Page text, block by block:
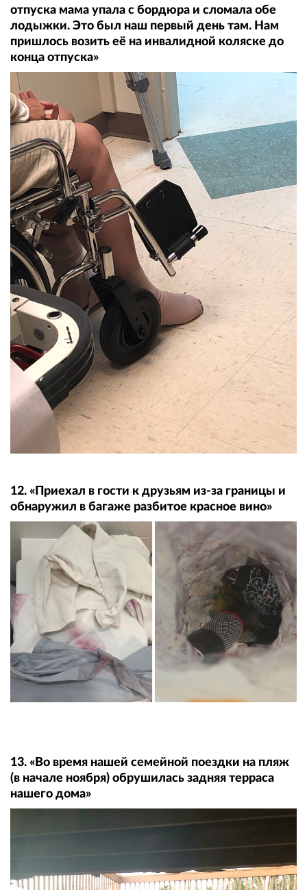
отпуска мама упала с бордюра и сломала обе
лодыжки. Это был наш первый день там. Нам
пришлось возить её на инвалидной коляске до
конца отпуска»
12. «Приехал в гости к друзьям из-за границы и
обнаружил в багаже ​​разбитое красное вино»
13. «Во время нашей семейной поездки на пляж
(в начале ноября) обрушилась задняя терраса
нашего дома»